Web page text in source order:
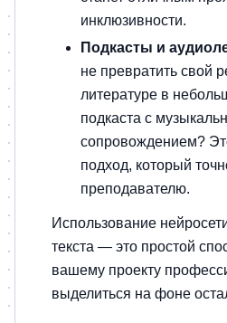
инклюзивности.
Подкасты и
не превратить свой
литературе в
подкаста с
сопровождением?
подход, который
преподавателю.
Использование
текста — это простой
вашему проекту
выделиться на фоне